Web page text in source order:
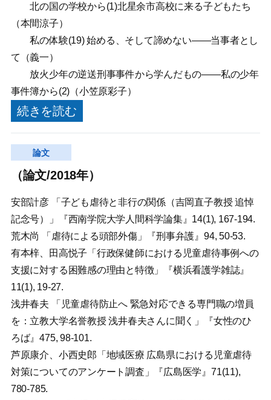
北の国の学校から(1)北星余市高校に来る子どもたち
（本間涼子）
私の体験(19) 始める、そして諦めない——当事者とし
て（義一）
放火少年の逆送刑事事件から学んだもの——私の少年
事件簿から(2)（小笠原彩子）
続きを読む
論文
（論文/2018年）
安部計彦 「子ども虐待と非行の関係（吉岡直子教授 追悼
記念号）」『西南学院大学人間科学論集』14(1), 167-194.
荒木尚 「虐待による頭部外傷」『刑事弁護』94, 50-53.
有本梓、田高悦子「行政保健師における児童虐待事例への
支援に対する困難感の理由と特徴」『横浜看護学雑誌』
11(1), 19-27.
浅井春夫 「児童虐待防止へ 緊急対応できる専門職の増員
を：立教大学名誉教授 浅井春夫さんに聞く」『女性のひ
ろば』475, 98-101.
芦原康介、小西史郎「地域医療 広島県における児童虐待
対策についてのアンケート調査」『広島医学』71(11),
780-785.